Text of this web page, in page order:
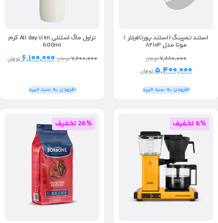
استند تمپینگ (استند پورتافیلتر )
موتا مدل ۸۲۱۰P
۷,۸۸۰,۰۰۰تومان
۵,۴۰۰,۰۰۰تومان
افزودن به سبد خرید
تراول ماگ استنلی All day slim کرم
600ml
۷,۲۰۰,۰۰۰تومان ۶,۱۰۰,۰۰۰تومان
افزودن به سبد خرید
6٪ تخفیف 26٪ تخفیف